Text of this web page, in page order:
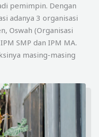
pemimpin. Dengan
adanya 3 organisasi
Oswah (Organisasi
SMP dan IPM MA.
masing-masing